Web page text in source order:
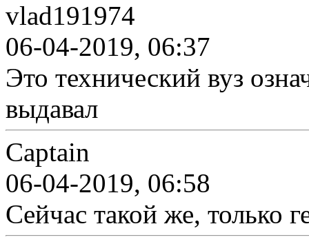
vlad191974
06-04-2019, 06:37
Это технический вуз
выдавал
Captain
06-04-2019, 06:58
Сейчас такой же, только